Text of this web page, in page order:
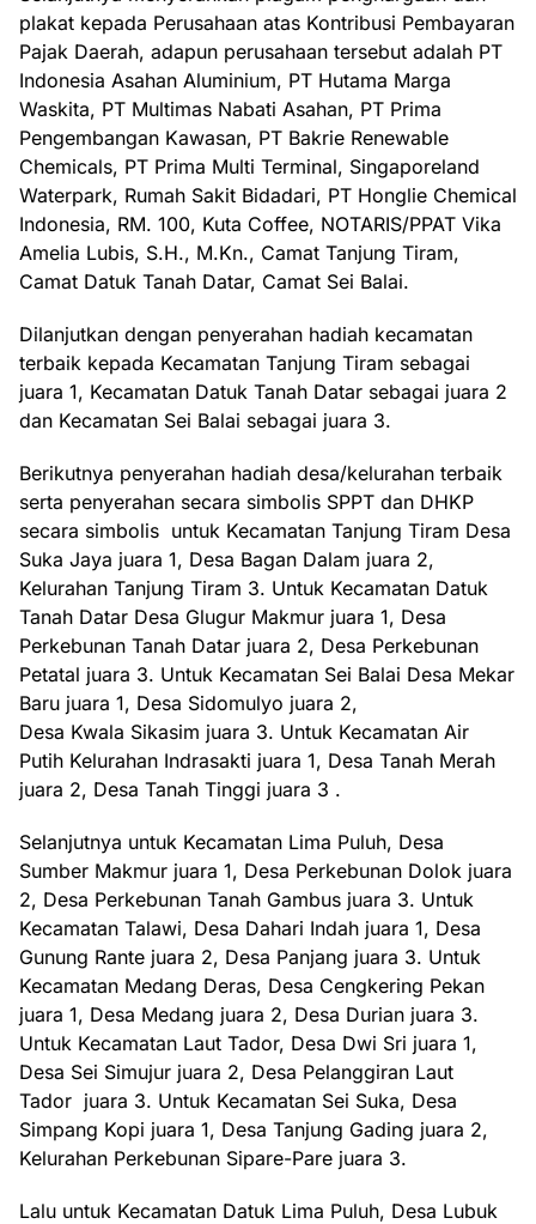
plakat kepada Perusahaan atas Kontribusi Pembayaran
Pajak Daerah, adapun perusahaan tersebut adalah PT
Indonesia Asahan Aluminium, PT Hutama Marga
Waskita, PT Multimas Nabati Asahan, PT Prima
Pengembangan Kawasan, PT Bakrie Renewable
Chemicals, PT Prima Multi Terminal, Singaporeland
Waterpark, Rumah Sakit Bidadari, PT Honglie Chemical
Indonesia, RM. 100, Kuta Coffee, NOTARIS/PPAT Vika
Amelia Lubis, S.H., M.Kn., Camat Tanjung Tiram,
Camat Datuk Tanah Datar, Camat Sei Balai.
Dilanjutkan dengan penyerahan hadiah kecamatan
terbaik kepada Kecamatan Tanjung Tiram sebagai
juara 1, Kecamatan Datuk Tanah Datar sebagai juara 2
dan Kecamatan Sei Balai sebagai juara 3.
Berikutnya penyerahan hadiah desa/kelurahan terbaik
serta penyerahan secara simbolis SPPT dan DHKP
secara simbolis untuk Kecamatan Tanjung Tiram Desa
Suka Jaya juara 1, Desa Bagan Dalam juara 2,
Kelurahan Tanjung Tiram 3. Untuk Kecamatan Datuk
Tanah Datar Desa Glugur Makmur juara 1, Desa
Perkebunan Tanah Datar juara 2, Desa Perkebunan
Petatal juara 3. Untuk Kecamatan Sei Balai Desa Mekar
Baru juara 1, Desa Sidomulyo juara 2,
Desa Kwala Sikasim juara 3. Untuk Kecamatan Air
Putih Kelurahan Indrasakti juara 1, Desa Tanah Merah
juara 2, Desa Tanah Tinggi juara 3 .
Selanjutnya untuk Kecamatan Lima Puluh, Desa
Sumber Makmur juara 1, Desa Perkebunan Dolok juara
2, Desa Perkebunan Tanah Gambus juara 3. Untuk
Kecamatan Talawi, Desa Dahari Indah juara 1, Desa
Gunung Rante juara 2, Desa Panjang juara 3. Untuk
Kecamatan Medang Deras, Desa Cengkering Pekan
juara 1, Desa Medang juara 2, Desa Durian juara 3.
Untuk Kecamatan Laut Tador, Desa Dwi Sri juara 1,
Desa Sei Simujur juara 2, Desa Pelanggiran Laut
Tador juara 3. Untuk Kecamatan Sei Suka, Desa
Simpang Kopi juara 1, Desa Tanjung Gading juara 2,
Kelurahan Perkebunan Sipare-Pare juara 3.
Lalu untuk Kecamatan Datuk Lima Puluh, Desa Lubuk